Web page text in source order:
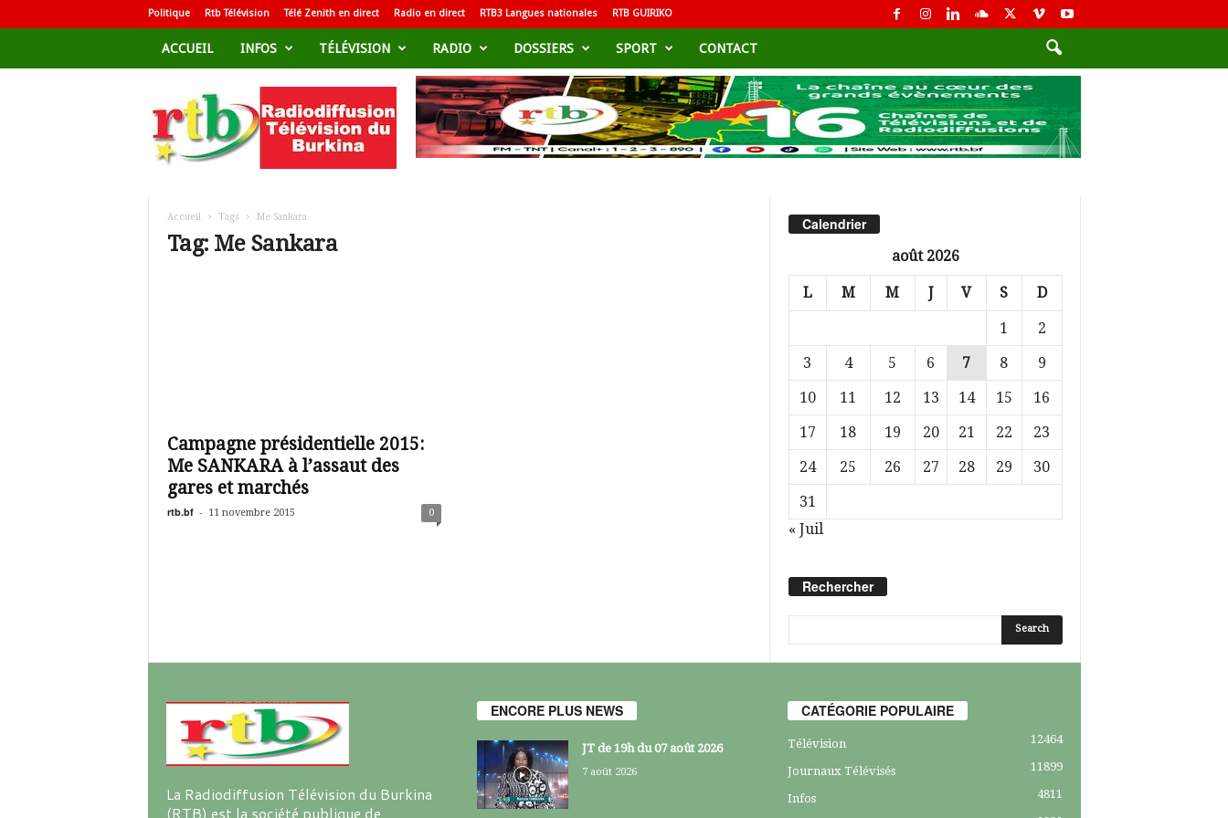
Politique Rtb Télévision Télé Zenith en direct Radio en direct RTB3 Langues nationales RTB GUIRIKO
ACCUEIL INFOS TÉLÉVISION RADIO DOSSIERS SPORT CONTACT
d
i
i
Accueil Tags Me Sankara
Tag: Me Sankara
Campagne présidentielle 2015:
Me SANKARA à l’assaut des
gares et marchés
rtb.bf - 11 novembre 2015 0
Calendrier
août 2026
L M M J V S D
1
2
3
4 5 6 7 8
9
10
11 12 13 14 15
16
17
18 19 20 21 22
23
24
25 26 27 28 29
30
31
« Juil
Rechercher
La Radiodiffusion Télévision du Burkina
(RTB) est la société publique de
ENCORE PLUS NEWS
JT de 19h du 07 août 2026
7 août 2026
CATÉGORIE POPULAIRE
Télévision 12464
Journaux Télévisés 11899
Infos
4811